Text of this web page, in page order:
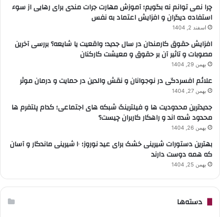
چرا نمی توانم نه بگویم؛ آموزش مهارت جرات مندی برای رهایی از سوء
استفاده دیگران و افزایش اعتماد به نفس
اسفند 2, 1404
افزایش حقوق کارمندان در سال جدید؛ واقعیت یا شایعه؟ بررسی آخرین
مصوبات و تاثیر آن بر حقوق و معیشت کارکنان
بهمن 29, 1404
علائم افسردگی در نوجوانان و نقش والدین در حمایت و درمان موثر
بهمن 27, 1404
جدیدترین محدودیت ها و فیلترینگ شبکه های اجتماعی؛ کدام پلتفرم ها
محدود شده اند و راهکار کاربران چیست؟
بهمن 26, 1404
بهترین دستورات شیرینی خشک برای عید نوروز؛ ۱۰ شیرینی ماندگار و آسان
که همه دوست دارند
بهمن 25, 1404
دسته‌ها